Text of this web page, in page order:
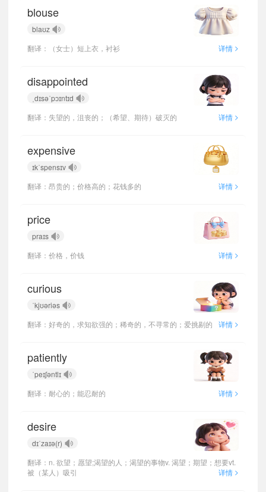
blouse
blaʊz
翻译：（女士）短上衣，衬衫
详情 >
disappointed
ˌdɪsəˈpɔɪntɪd
翻译：失望的，沮丧的；（希望、期待）破灭的
详情 >
expensive
ɪkˈspensɪv
翻译：昂贵的；价格高的；花钱多的
详情 >
price
praɪs
翻译：价格，价钱
详情 >
curious
ˈkjʊəriəs
翻译：好奇的，求知欲强的；稀奇的，不寻常的；爱挑剔的
详情 >
patiently
ˈpeɪʃəntlɪ
翻译：耐心的；能忍耐的
详情 >
desire
dɪˈzaɪə(r)
翻译：n. 欲望；愿望;渴望的人；渴望的事物v. 渴望；期望；想要vt.
被（某人）吸引
详情 >